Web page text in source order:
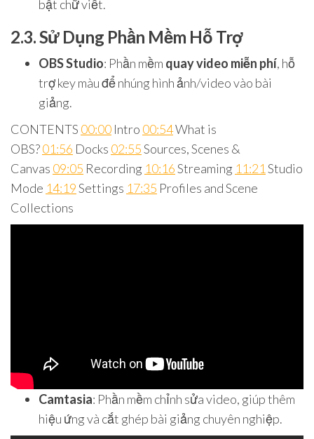
bật chữ viết.
2.3. Sử Dụng Phần Mềm Hỗ Trợ
OBS Studio: Phần mềm quay video miễn phí, hỗ
trợ key màu để nhúng hình ảnh/video vào bài
giảng.
CONTENTS 00:00 Intro 00:54What is
OBS?01:56 Docks 02:55Sources, Scenes &
Canvas 09:05 Recording 10:16Streaming 11:21 Studio
Mode 14:19Settings 17:35 Profiles and Scene
Collections
Camtasia: Phần mềm chỉnh sửa video, giúp thêm
hiệu ứng và cắt ghép bài giảng chuyên nghiệp.